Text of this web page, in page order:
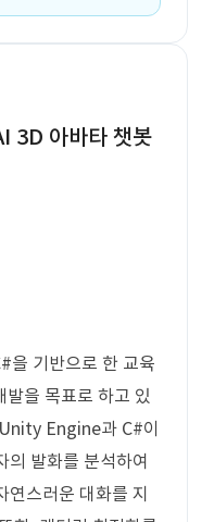
3D 아바타 챗봇
기반으로 한 교육
을 목표로 하고 있
Engine과 C#이
의 발화를 분석하여
스러운 대화를 지